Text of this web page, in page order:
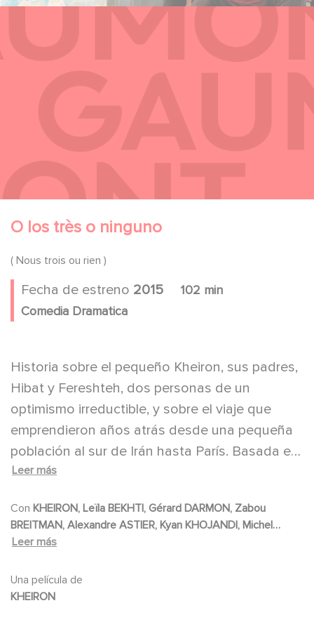
O los très o ninguno
( Nous trois ou rien )
Fecha de estreno 2015
102 min
Comedia Dramatica
Historia sobre el pequeño Kheiron, sus padres,
Hibat y Fereshteh, dos personas de un
optimismo irreductible, y sobre el viaje que
emprendieron años atrás desde una pequeña
población al sur de Irán hasta París. Basada en
la autobiografía del director.
Leer más
Con
BREITMAN, Alexandre ASTIER, Kyan KHOJANDI, Michel
VUILLERMOZ, Arsène MOSCA, Jonathan COHEN, Carole
Sébastien HOUBANI, Fayçal SAFI, Soufiane GUERRAB,
Mourad BOUDAOUD, Adama BATHILY, Farida OUCHANI,
Leer más
Una película de
KHEIRON